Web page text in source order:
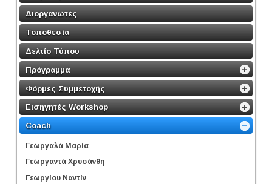
Διοργανωτές
Τοποθεσία
Δελτίο Τύπου
Πρόγραμμα
Φόρμες Συμμετοχής
Εισηγητές Workshop
Coach
Γεωργαλά Μαρία
Γεωργαντά Χρυσάνθη
Γεωργίου Ναντίν